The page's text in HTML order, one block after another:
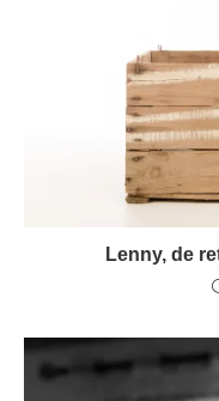
Lenny, de